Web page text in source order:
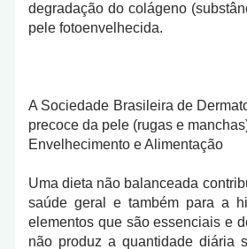
degradação do colágeno
pele fotoenvelhecida.
A Sociedade Brasileira de
precoce da pele (rugas e
Envelhecimento e Alimentação
Uma dieta não balanceada
saúde geral e também para a
elementos que são essenciais e
não produz a quantidade diária